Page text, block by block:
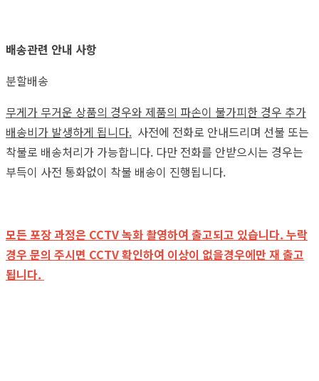
배송관련 안내 사항
분할배송
무게가 무거운 상품의 경우와 제품의 파손이 불가피한 경우 추가
배송비가 발생하게 됩니다. 사전에 전화로 안내드리며 선불 또는
착불로 배송처리가 가능합니다. 다만 전화를 안받으시는 경우는
부득이 사전 통화없이 착불 배송이 진행됩니다.
모든 포장 과정은 CCTV 녹화 촬영하여 출고되고 있습니다. 누락
경우 문의 주시면 CCTV 확인하여 이상이 없을경우에만 재 출고
됩니다.